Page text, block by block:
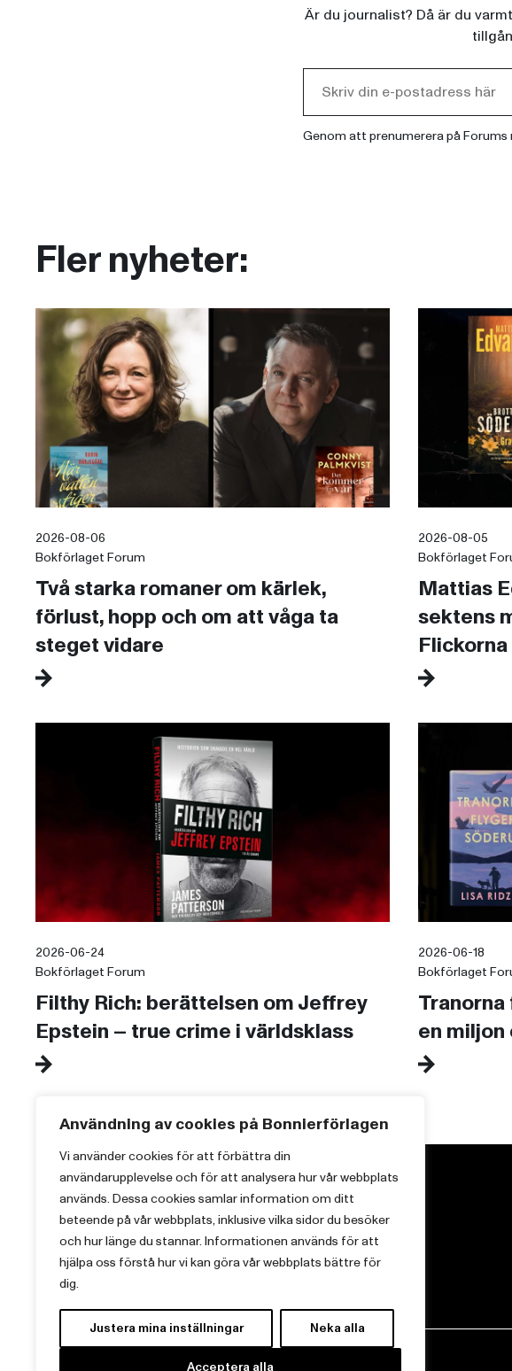
Användning av cookies på Bonnierförlagen
Vi använder cookies för att förbättra din
användarupplevelse och för att analysera hur vår webbplats
används. Dessa cookies samlar information om ditt
beteende på vår webbplats, inklusive vilka sidor du besöker
och hur länge du stannar. Informationen används för att
hjälpa oss förstå hur vi kan göra vår webbplats bättre för
dig.
Justera mina inställningar Neka alla
Acceptera alla
Är du journalist? Då är du
Genom att prenumerera på Forums
Fler nyheter:
2026-08-06
Bokförlaget Forum
Två starka romaner om kärlek,
förlust, hopp och om att våga ta
steget vidare
2026-08-05
Bokförlaget
Mattias
sektens
2026-06-24
Bokförlaget Forum
Filthy Rich: berättelsen om Jeffrey
Epstein – true crime i världsklass
2026-06-18
Bokförlaget
en miljon
Vi brinner för starka berättelser och att sprida
kunskap inom aktuella ämnen.